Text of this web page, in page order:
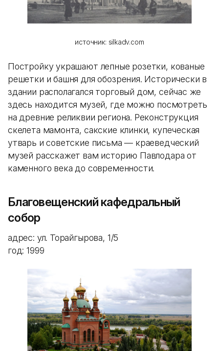
источник: silkadv.com
Постройку украшают лепные розетки, кованые
решетки и башня для обозрения. Исторически в
здании располагался торговый дом, сейчас же
здесь находится музей, где можно посмотреть
на древние реликвии региона. Реконструкция
скелета мамонта, сакские клинки, купеческая
утварь и советские письма — краеведческий
музей расскажет вам историю Павлодара от
каменного века до современности.
Благовещенский кафедральный
собор
адрес: ул. Торайгырова, 1/5
год: 1999